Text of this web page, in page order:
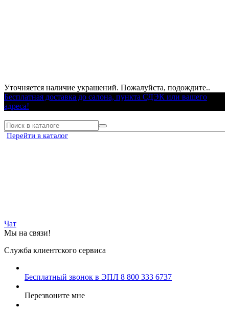
Уточняется наличие украшений. Пожалуйста, подождите..
Бесплатная доставка до салона, пункта СДЭК или вашего
адреса!
Перейти в каталог
Чат
Мы на связи!
Служба клиентского сервиса
Бесплатный звонок в ЭПЛ 8 800 333 6737
Перезвоните мне